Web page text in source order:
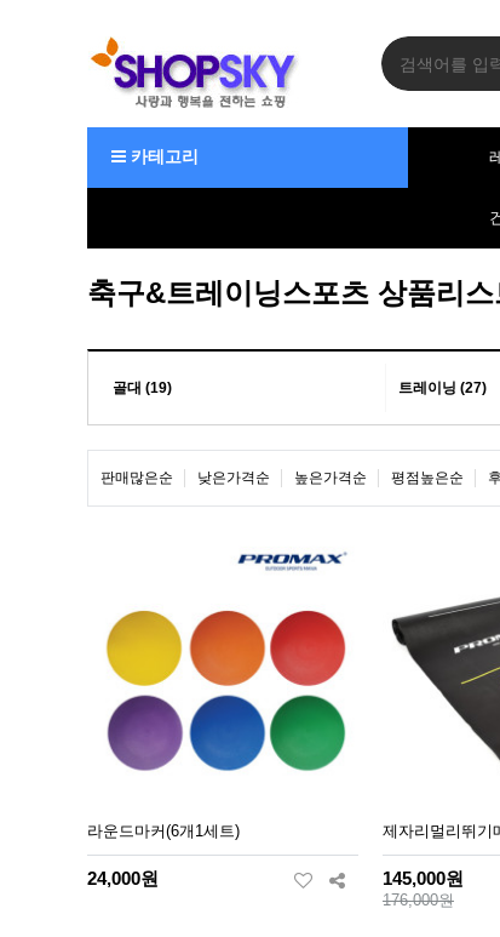
카테고리
축구&트레이닝스포츠 상품리스
골대 (19) 트레이닝 (27)
판매많은순 낮은가격순 높은가격순 평점높은순
라운드마커(6개1세트)
24,000원
제자리멀리뛰기
145,000원
176,000원